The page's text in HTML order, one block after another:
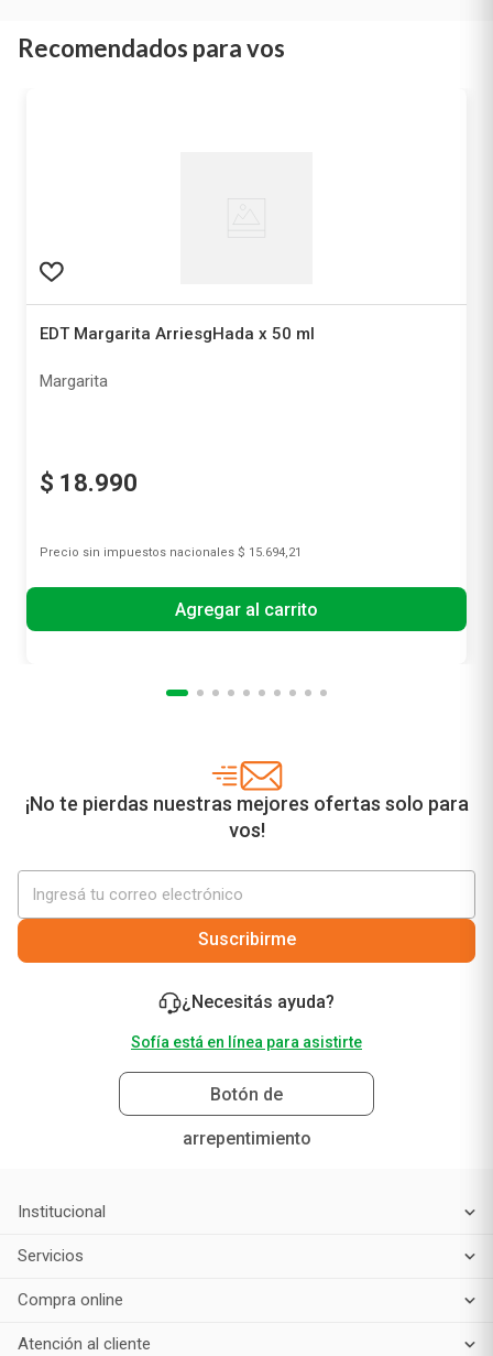
Recomendados para vos
EDT Margarita ArriesgHada x 50 ml
Margarita
$ 18.990
Precio sin impuestos nacionales $ 15.694,21
Agregar al carrito
¡No te pierdas nuestras mejores ofertas solo para
vos!
Suscribirme
¿Necesitás ayuda?
Sofía está en línea para asistirte
Botón de
arrepentimiento
Institucional
Servicios
Compra online
Atención al cliente